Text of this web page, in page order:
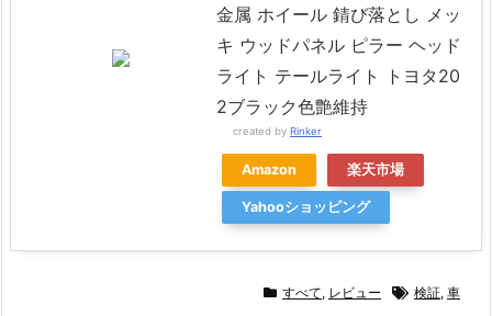
金属 ホイール 錆び落とし メッ
キ ウッドパネル ピラー ヘッド
ライト テールライト トヨタ20
2ブラック色艶維持
created by Rinker
Amazon 楽天市場
Yahooショッピング
すべて, レビュー 検証, 車